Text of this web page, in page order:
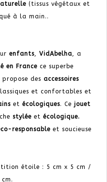
(tissus végétaux et
à la main..
enfants, VidAbelha, a
en France ce superbe
des accessoires
et confortables et
et écologiques. Ce jouet
stylée et écologique.
responsable et soucieuse
étoile : 5 cm x 5 cm /